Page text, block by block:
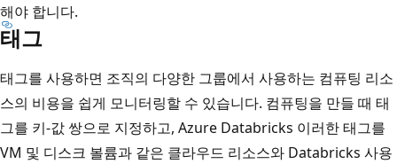
해야 합니다.
태그
태그를 사용하면 조직의 다양한 그룹에서 사용하는 컴퓨팅 리소
스의 비용을 쉽게 모니터링할 수 있습니다. 컴퓨팅을 만들 때 태
그를 키-값 쌍으로 지정하고, Azure Databricks 이러한 태그를
VM 및 디스크 볼륨과 같은 클라우드 리소스와 Databricks 사용